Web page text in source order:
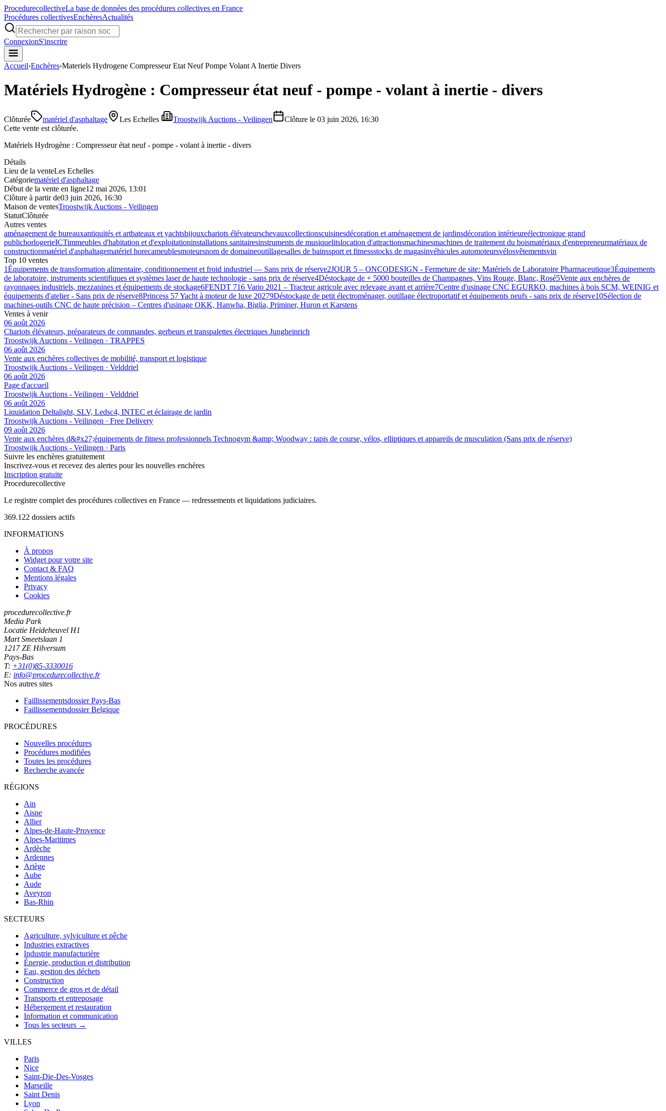
ProcedurecollectiveLa base de données des procédures collectives en France
Procédures collectivesEnchèresActualités
ConnexionS'inscrire
Accueil›Enchères›Materiels Hydrogene Compresseur Etat Neuf Pompe Volant A Inertie Divers
Matériels Hydrogène : Compresseur état neuf - pompe - volant à inertie - divers
Clôturée matériel d'asphaltage Les Echelles Troostwijk Auctions - Veilingen Clôture le 03 juin 2026, 16:30
Cette vente est clôturée.
Matériels Hydrogène : Compresseur état neuf - pompe - volant à inertie - divers
Détails
Lieu de la venteLes Echelles
Catégoriematériel d'asphaltage
Début de la vente en ligne12 mai 2026, 13:01
Clôture à partir de03 juin 2026, 16:30
Maison de ventesTroostwijk Auctions - Veilingen
StatutClôturée
Autres ventes
aménagement de bureauxantiquités et artbateaux et yachtsbijouxchariots élévateurschevauxcollectionscuisinesdécoration et aménagement de jardinsdécoration intérieureélectronique grand
publichorlogerieICTimmeubles d'habitation et d'exploitationinstallations sanitairesinstruments de musiquelitslocation d'attractionsmachinesmachines de traitement du boismatériaux d'entrepreneurmatériaux de
constructionmatériel d'asphaltagematériel horecameublesmoteursnom de domaineoutillagesalles de bainssport et fitnessstocks de magasinvéhicules automoteursvélosvêtementsvin
Top 10 ventes
1Équipements de transformation alimentaire, conditionnement et froid industriel — Sans prix de réserve2JOUR 5 – ONCODESIGN - Fermeture de site: Matériels de Laboratoire Pharmaceutique3Équipements
de laboratoire, instruments scientifiques et systèmes laser de haute technologie - sans prix de réserve4Déstockage de + 5000 bouteilles de Champagnes, Vins Rouge, Blanc, Rosé5Vente aux enchères de
rayonnages industriels, mezzanines et équipements de stockage6FENDT 716 Vario 2021 – Tracteur agricole avec relevage avant et arrière7Centre d'usinage CNC EGURKO, machines à bois SCM, WEINIG et
équipements d'atelier - Sans prix de réserve8Princess 57 Yacht à moteur de luxe 20279Déstockage de petit électroménager, outillage électroportatif et équipements neufs - sans prix de réserve10Sélection de
machines-outils CNC de haute précision – Centres d'usinage OKK, Hanwha, Biglia, Priminer, Huron et Karstens
Ventes à venir
06 août 2026
Chariots élévateurs, préparateurs de commandes, gerbeurs et transpalettes électriques Jungheinrich
Troostwijk Auctions - Veilingen · TRAPPES
06 août 2026
Vente aux enchères collectives de mobilité, transport et logistique
Troostwijk Auctions - Veilingen · Velddriel
06 août 2026
Page d'accueil
Troostwijk Auctions - Veilingen · Velddriel
06 août 2026
Liquidation Deltalight, SLV, Ledsc4, INTEC et éclairage de jardin
Troostwijk Auctions - Veilingen · Free Delivery
09 août 2026
Vente aux enchères d&#x27;équipements de fitness professionnels Technogym &amp; Woodway : tapis de course, vélos, elliptiques et appareils de musculation (Sans prix de réserve)
Troostwijk Auctions - Veilingen · Paris
Suivre les enchères gratuitement
Inscrivez-vous et recevez des alertes pour les nouvelles enchères
Inscription gratuite
Procedurecollective
Le registre complet des procédures collectives en France — redressements et liquidations judiciaires.
369.122 dossiers actifs
INFORMATIONS
À propos
Widget pour votre site
Contact & FAQ
Mentions légales
Privacy
Cookies
procedurecollective.fr
Media Park
Locatie Heideheuvel H1
Mart Smeetslaan 1
1217 ZE Hilversum
Pays-Bas
T: +31(0)85-3330016
E: info@procedurecollective.fr
Nos autres sites
Faillissementsdossier Pays-Bas
Faillissementsdossier Belgique
PROCÉDURES
Nouvelles procédures
Procédures modifiées
Toutes les procédures
Recherche avancée
RÉGIONS
Ain
Aisne
Allier
Alpes-de-Haute-Provence
Alpes-Maritimes
Ardèche
Ardennes
Ariège
Aube
Aude
Aveyron
Bas-Rhin
SECTEURS
Agriculture, sylviculture et pêche
Industries extractives
Industrie manufacturière
Énergie, production et distribution
Eau, gestion des déchets
Construction
Commerce de gros et de détail
Transports et entreposage
Hébergement et restauration
Information et communication
Tous les secteurs →
VILLES
Paris
Nice
Saint-Die-Des-Vosges
Marseille
Saint Denis
Lyon